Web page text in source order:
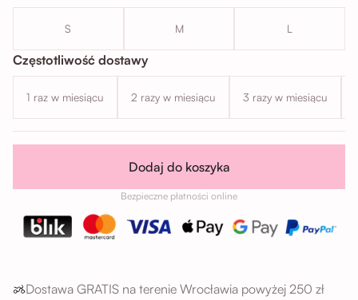
S M L
Częstotliwość dostawy
1 raz w miesiącu 2 razy w miesiącu 3 razy w miesiącu
Dodaj do koszyka
Bezpieczne płatności online
Dostawa GRATIS na terenie Wrocławia powyżej 250 zł